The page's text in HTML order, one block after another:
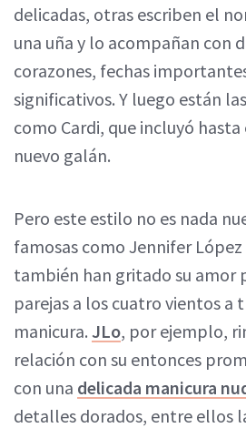
delicadas, otras escriben el
una uña y lo acompañan con
corazones, fechas
significativos. Y luego están
como Cardi, que incluyó
nuevo galán.
Pero este estilo no es nada
famosas como Jennifer López
también han gritado su amor
parejas a los cuatro vientos a
manicura. JLo, por ejemplo,
relación con su entonces
con una delicada manicura
detalles dorados, entre ellos